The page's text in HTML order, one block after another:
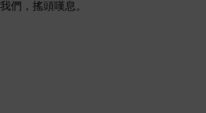
們，搖 嘆息。